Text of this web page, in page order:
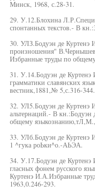
Минск, 1968, с.28-31.
29. У.12.Блохина
спонтанных текстов.- В
30. УЛЗ.Бодуэн де Куртенэ
произношения"
Избранные труды по
31. У.14.Бодуэн де Куртенэ
грамматики славянских
вестник,1881,№ 5,с.316-344.
32. УЛ5.Бодуэн де Куртенэ
альтернаций.- В
общему
33. УЛб.Бодуэн де Куртенэ
1 ^гука роЬки^о.-АЬЭА.
34. У.17.Бодуэн де
гласных фонем русского
Куртенэ И.А.Избранные
1963,0.246-293.